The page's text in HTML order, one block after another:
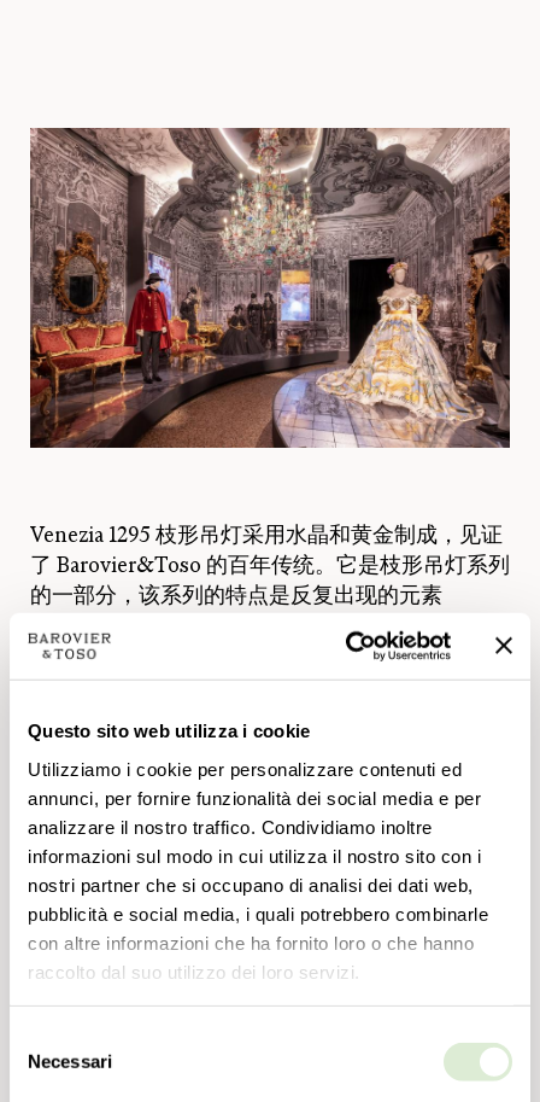
Questo sito web utilizza i cookie
Utilizziamo i cookie per personalizzare contenuti ed
annunci, per fornire funzionalità dei social media e per
analizzare il nostro traffico. Condividiamo inoltre
informazioni sul modo in cui utilizza il nostro sito con i
nostri partner che si occupano di analisi dei dati web,
pubblicità e social media, i quali potrebbero combinarle
con altre informazioni che ha fornito loro o che hanno
raccolto dal suo utilizzo dei loro servizi.
delNecessari
Venezia 1295 枝形吊灯采用水晶和黄金制成，见证
了 Barovier&Toso 的百年传统。它是枝形吊灯系列
的一部分，该系列的特点是反复出现的元素
“rostrato”，这是 Ercole Barovier 在上个世纪发明
的，源自其祖先的手工技术。
版本展出，这是 Angelo Barovier 于 1980 年设计
的，用于照亮沙特国王在 Taif 的住所，它的名字由
此而来。此外，还选择了六个金色的 Robin 吊灯来
照亮专门用于裁缝工坊的展区。